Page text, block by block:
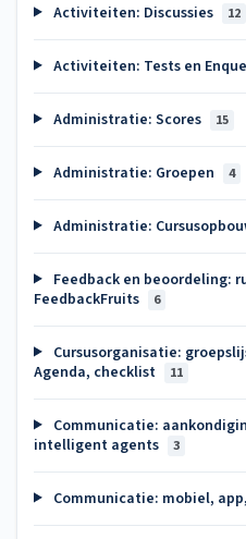
Activiteiten: Discussies 12
Activiteiten: Tests en
Administratie: Scores 15
Administratie: Groepen 4
Administratie:
Feedback en beoordeling:
FeedbackFruits
6
Cursusorganisatie:
Agenda, checklist
11
Communicatie:
intelligent agents
3
Communicatie: mobiel,